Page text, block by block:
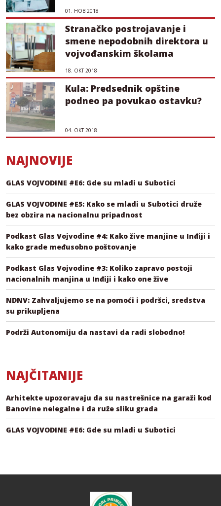
01. НОВ 2018
Stranačko postrojavanje i
smene nepodobnih direktora u
vojvođanskim školama
18. ОКТ 2018
Kula: Predsednik opštine
podneo pa povukao ostavku?
04. ОКТ 2018
NAJNOVIJE
GLAS VOJVODINE #E6: Gde su mladi u Subotici
GLAS VOJVODINE #E5: Kako se mladi u Subotici druže
bez obzira na nacionalnu pripadnost
Podkast Glas Vojvodine #4: Kako žive manjine u Inđiji i
kako grade međusobno poštovanje
Podkast Glas Vojvodine #3: Koliko zapravo postoji
nacionalnih manjina u Inđiji i kako one žive
NDNV: Zahvaljujemo se na pomoći i podršci, sredstva
su prikupljena
Podrži Autonomiju da nastavi da radi slobodno!
NAJČITANIJE
Arhitekte upozoravaju da su nastrešnice na garaži kod
Banovine nelegalne i da ruže sliku grada
GLAS VOJVODINE #E6: Gde su mladi u Subotici